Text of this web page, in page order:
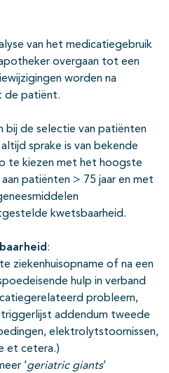
van het medicatiegebruik
overgaan tot een
worden na
de patiënt.
bij de selectie van patiënten
sprake is van bekende
te kiezen met het hoogste
aan patiënten > 75 jaar en met
kwetsbaarheid.
:
ziekenhuisopname of na een
hulp in verband
probleem,
triggerlijst addendum tweede
elektrolytstoornissen,
et cetera.)
‘geriatric giants’